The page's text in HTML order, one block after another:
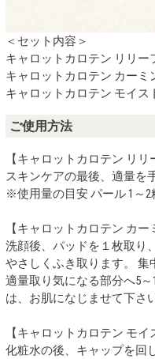
＜セット内容＞
キャロットカロテン リリー
キャロットカロテン カーミ
キャロットカロテン モイ
ご使用方法
【キャロットカロテン リリ
スキンケアの最後、適量を
※使用量の目安 パール 1～2
【キャロットカロテン カ
洗顔後、パッドを１枚取り
やさしくふき取ります。
適量取り気になる部分へ5
は、お肌になじませて下さい
【キャロットカロテン モ
化粧水の後、キャップを回